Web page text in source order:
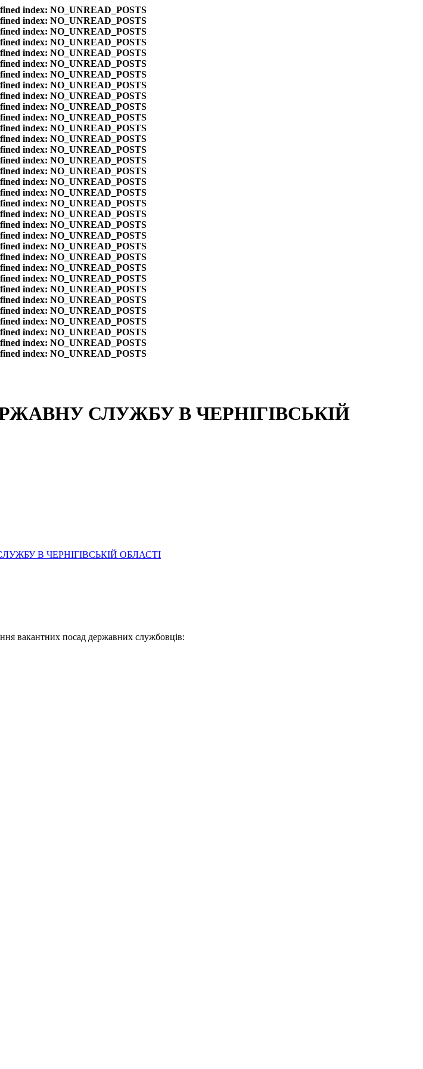
index: NO_UNREAD_POSTS
index: NO_UNREAD_POSTS
index: NO_UNREAD_POSTS
index: NO_UNREAD_POSTS
index: NO_UNREAD_POSTS
index: NO_UNREAD_POSTS
index: NO_UNREAD_POSTS
index: NO_UNREAD_POSTS
index: NO_UNREAD_POSTS
index: NO_UNREAD_POSTS
index: NO_UNREAD_POSTS
index: NO_UNREAD_POSTS
index: NO_UNREAD_POSTS
index: NO_UNREAD_POSTS
index: NO_UNREAD_POSTS
index: NO_UNREAD_POSTS
index: NO_UNREAD_POSTS
index: NO_UNREAD_POSTS
index: NO_UNREAD_POSTS
index: NO_UNREAD_POSTS
index: NO_UNREAD_POSTS
index: NO_UNREAD_POSTS
index: NO_UNREAD_POSTS
index: NO_UNREAD_POSTS
index: NO_UNREAD_POSTS
index: NO_UNREAD_POSTS
index: NO_UNREAD_POSTS
index: NO_UNREAD_POSTS
index: NO_UNREAD_POSTS
index: NO_UNREAD_POSTS
index: NO_UNREAD_POSTS
index: NO_UNREAD_POSTS
index: NO_UNREAD_POSTS
СЛУЖБУ В ЧЕРНІГІВСЬКІЙ
В ЧЕРНІГІВСЬКІЙ ОБЛАСТІ
вакантних посад державних службовців: